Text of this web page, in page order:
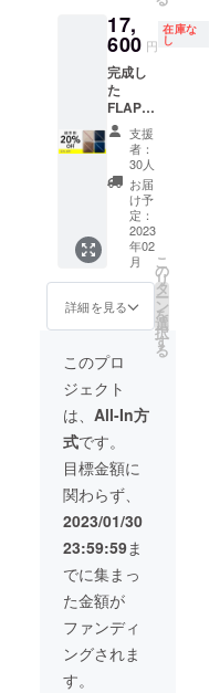
6986505）
2022年 現
在FLAPPと
いう名前で
商標登録申
請中
りま
す。ご
ださ
い。 ※
注文状
況や使
用部材
の供給
状況、
製造工
程上の
都合等
により
出荷時
期が遅
れる場
す。 ※
ターン
の価格
送料込
みの金
額にな
りま
す。
イエ
ロー、
ゴール
ドxベー
ジュ、
ネイ
ビーxス
カイブ
ルーの4
色の中
からお1
つお選
びくだ
さい。
※デザイ
ン・仕
様は変
性があ
す。ご
了承く
ださ
い。 ※
注文状
況や使
用部材
の供給
製造工
程上の
都合等
により
出荷時
期が遅
れる場
17,
600 円
在庫な
し
完成し
た
FLAPP
をお1つ
お届け
［一般
販売予
定価格
22,000
円の
20%OF
F］ ※
ベー
ジュx
レッ
ラックx
イエ
ロー、
ゴール
ドxベー
ジュ、
ネイ
ビーxス
カイブ
ルーの4
色の中
からお1
つお選
びくだ
さい。
※デザイ
ン・仕
様は変
支援
者：
30人
お届
け予
定：
2023
年02
月
詳細を見る
こ
の
リ
タ
ー
ン
を
選
択
す
る
このプロ
ジェクト
は、 All-In方
式です。
目標金額に
関わらず、
2023/01/30
23:59:59ま
でに集まっ
た金額が
ファンディ
ングされま
す。